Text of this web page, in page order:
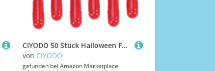
CIYODO 50 Stück Halloween Fake Kapseln mit Realistischem Bluteffekt Lustige Horror Party Requisiten Essbare Blutpillen für Theater Cosplay und Gruselige Makeup Effekte
von CIYODO
gefunden bei Amazon Marketplace